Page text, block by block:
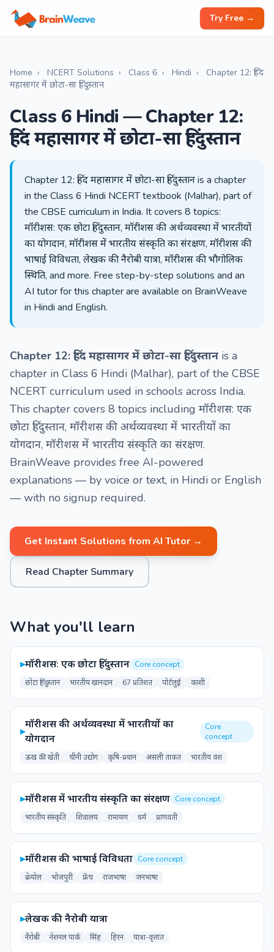
Try Free →
Home › NCERT Solutions › Class 6 › Hindi ›
Chapter 12: हिंद
महासागर में छोटा-सा हिंदुस्तान
Class 6 Hindi — Chapter 12:
हिंद महासागर में छोटा-सा हिंदुस्तान
Chapter 12: हिंद महासागर में छोटा-सा हिंदुस्तान is a chapter
in the Class 6 Hindi NCERT textbook (Malhar), part of
the CBSE curriculum in India. It covers 8 topics:
मॉरीशस: एक छोटा हिंदुस्तान, मॉरीशस की अर्थव्यवस्था में भारतीयों
का योगदान, मॉरीशस में भारतीय संस्कृति का संरक्षण, मॉरीशस की
भाषाई विविधता, लेखक की नैरोबी यात्रा, मॉरीशस की भौगोलिक
स्थिति, and more. Free step-by-step solutions and an
AI tutor for this chapter are available on BrainWeave
in Hindi and English.
Chapter 12: हिंद महासागर में छोटा-सा हिंदुस्तान is a
chapter in Class 6 Hindi (Malhar), part of the CBSE
NCERT curriculum used in schools across India.
This chapter covers 8 topics including मॉरीशस: एक
छोटा हिंदुस्तान, मॉरीशस की अर्थव्यवस्था में भारतीयों का
योगदान, मॉरीशस में भारतीय संस्कृति का संरक्षण.
BrainWeave provides free AI-powered
explanations — by voice or text, in Hindi or English
— with no signup required.
Get Instant Solutions from AI Tutor →
Read Chapter Summary
What you'll learn
▸मॉरीशस: एक छोटा हिंदुस्तान Core concept
छोटा हिंदुस्तान
भारतीय खानदान 67 प्रतिशत पोर्टलुई काशी
▸
मॉरीशस की अर्थव्यवस्था में भारतीयों का
योगदान
Core
concept
ऊख की खेती चीनी उद्योग कृषि-प्रधान असली ताकत भारतीय वंश
▸मॉरीशस में भारतीय संस्कृति का संरक्षण Core concept
भारतीय संस्कृति
शिवालय रामायण धर्म प्राणवती
▸मॉरीशस की भाषाई विविधता Core concept
क्रेयोल
भोजपुरी फ्रेंच राजभाषा जनभाषा
▸लेखक की नैरोबी यात्रा
नैरोबी नेशनल पार्क सिंह हिरन यात्रा-वृत्तांत